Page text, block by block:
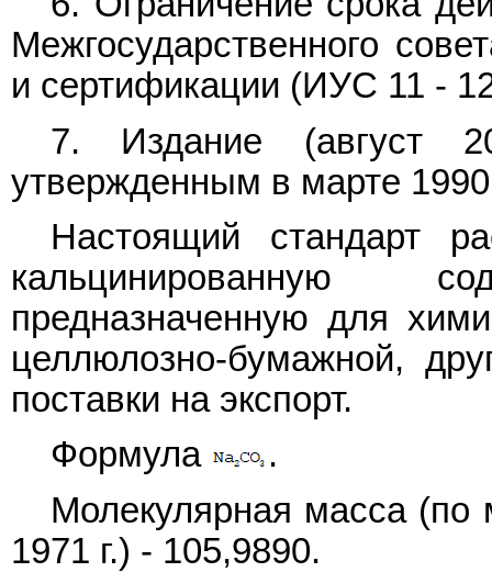
Межгосударственного
и сертификации (ИУС 11 -
7. Издание (август
утвержденным в марте
Настоящий стандарт
кальцинированную
предназначенную для
целлюлозно-бумажной,
поставки на экспорт.
Формула
.
Молекулярная масса
1971 г.) - 105,9890.